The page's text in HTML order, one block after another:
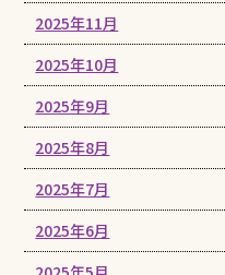
2025年11月
2025年10月
2025年9月
2025年8月
2025年7月
2025年6月